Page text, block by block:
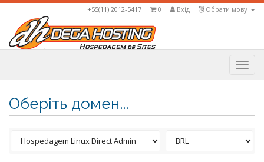
Обрати мову
Вхід
0
+55(11) 2012-5417
Оберіть домен...